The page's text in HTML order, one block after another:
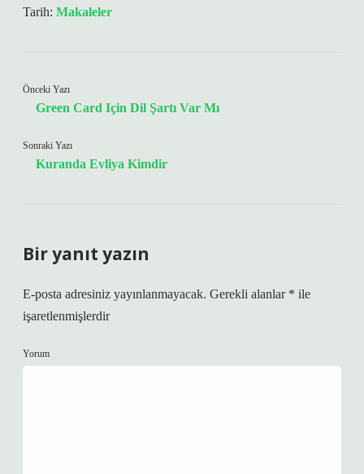
Tarih: Makaleler
Önceki Yazı
Green Card Için Dil Şartı Var Mı
Sonraki Yazı
Kuranda Evliya Kimdir
Bir yanıt yazın
E-posta adresiniz yayınlanmayacak. Gerekli alanlar * ile
işaretlenmişlerdir
Yorum